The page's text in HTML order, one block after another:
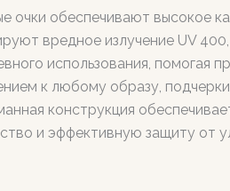
очки обеспечивают высокое
вредное излучение UV
использования, помогая
к любому образу,
конструкция
и эффективную защиту от